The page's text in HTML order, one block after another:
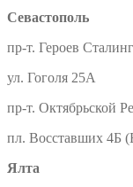
Севастополь
пр-т. Героев
ул. Гоголя 25А
пр-т. Октябрьской
пл. Восставших 4Б
Ялта